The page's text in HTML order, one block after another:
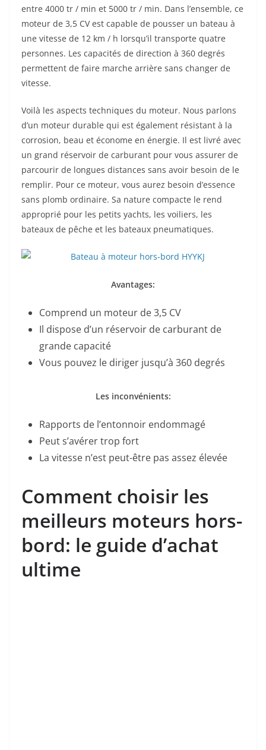
entre 4000 tr / min et 5000 tr / min. Dans l’ensemble, ce
moteur de 3,5 CV est capable de pousser un bateau à
une vitesse de 12 km / h lorsqu’il transporte quatre
personnes. Les capacités de direction à 360 degrés
permettent de faire marche arrière sans changer de
vitesse.
Voilà les aspects techniques du moteur. Nous parlons
d’un moteur durable qui est également résistant à la
corrosion, beau et économe en énergie. Il est livré avec
un grand réservoir de carburant pour vous assurer de
parcourir de longues distances sans avoir besoin de le
remplir. Pour ce moteur, vous aurez besoin d’essence
sans plomb ordinaire. Sa nature compacte le rend
approprié pour les petits yachts, les voiliers, les
bateaux de pêche et les bateaux pneumatiques.
Avantages:
Comprend un moteur de 3,5 CV
Il dispose d’un réservoir de carburant de
grande capacité
Vous pouvez le diriger jusqu’à 360 degrés
Les inconvénients:
Rapports de l’entonnoir endommagé
Peut s’avérer trop fort
La vitesse n’est peut-être pas assez élevée
Comment choisir les
meilleurs moteurs hors-
bord: le guide d’achat
ultime